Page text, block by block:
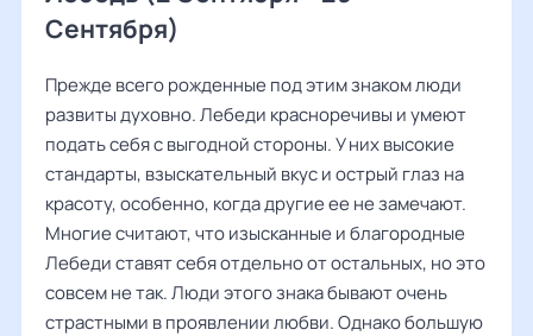
Сентября)
Прежде всего рожденные под этим знаком люди
развиты духовно. Лебеди красноречивы и умеют
подать себя с выгодной стороны. У них высокие
стандарты, взыскательный вкус и острый глаз на
красоту, особенно, когда другие ее не замечают.
Многие считают, что изысканные и благородные
Лебеди ставят себя отдельно от остальных, но это
совсем не так. Люди этого знака бывают очень
страстными в проявлении любви. Однако большую